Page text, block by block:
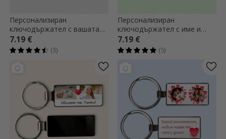
Персонализиран
ключодържател с вашата
графика отпред и отзад
7.19 €
(3)
Персонализиран
ключодържател с име и
послание
7.19 €
(5)